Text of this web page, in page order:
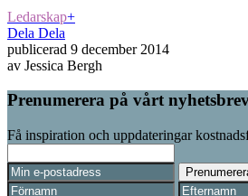
Ledarskap+
Dela Dela
publicerad 9 december 2014
av Jessica Bergh
Prenumerera på vårt
Få inspiration och uppdateringar